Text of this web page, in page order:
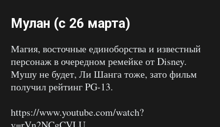
Мулан (с 26 марта)
Магия, восточные единоборства и известный
персонаж в очередном ремейке от Disney.
Мушу не будет, Ли Шанга тоже, зато фильм
получил рейтинг PG-13.
https://www.youtube.com/watch?